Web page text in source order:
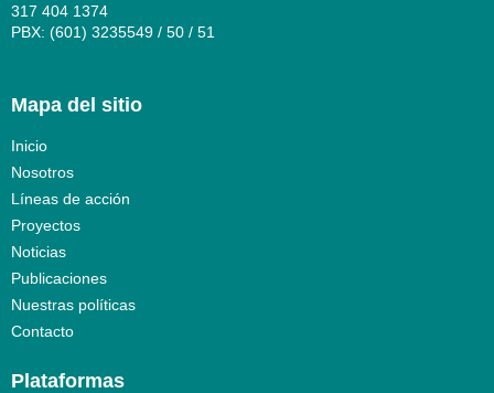
317 404 1374
PBX: (601) 3235549 / 50 / 51
Mapa del sitio
Inicio
Nosotros
Líneas de acción
Proyectos
Noticias
Publicaciones
Nuestras políticas
Contacto
Plataformas